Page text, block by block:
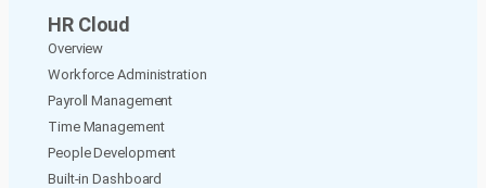
HR Cloud
Overview
Workforce Administration
Payroll Management
Time Management
People Development
Built-in Dashboard